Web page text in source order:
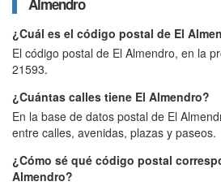
¿Cuál es el código postal de El
El código postal de El Almendro, en la
21593.
¿Cuántas calles tiene El Almendro?
En la base de datos postal de El
entre calles, avenidas, plazas y paseos.
¿Cómo sé qué código postal
Almendro?